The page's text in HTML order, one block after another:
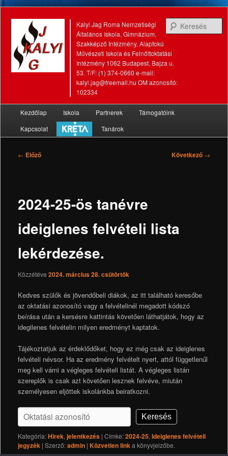
Kalyi Jag Roma Nemzetiségi
Általános Iskola, Gimnázium,
Szakképző Intézmény, Alapfokú
Művészeti Iskola és Felnőttoktatási
Intézmény 1062 Budapest, Bajza u.
53. T/F: (1) 374-0660 e-mail:
kalyi.jag@freemail.hu OM azonosító:
102334
Tovább
az
Tovább
a
Kezdőlap Iskola Partnerek
Támogatóink
Kapcsolat
Tanárok
Bejegyzés
← Előző Következő →
2024-25-ös tanévre
ideiglenes felvételi lista
lekérdezése.
Közzétéve 2024. március 28. csütörtök
Kedves szülők és jövendőbeli diákok, az itt található keresőbe
az oktatási azonosító vagy a felvételinél megadott kódszó
beírása után a kersésre kattintás követően láthatjátok, hogy az
idegilenes felvételin milyen eredményt kaptatok.
Tájékoztatjuk az érdeklődőket, hogy ez még csak az ideiglenes
felvételi névsor. Ha az eredmény felvételt nyert, attól függetlenűl
meg kell várni a végleges felvételi listát. A végleges listán
szereplők is csak azt követően lesznek felvéve, miután
személyesen eljöttek iskolánkba beiratkozni.
Keresés
Kategória:Hirek, jelentkezés| Címke:2024-25, Ideiglenes felvételi
jegyzék | Szerző:admin| Közvetlen linka könyvjelzőbe.